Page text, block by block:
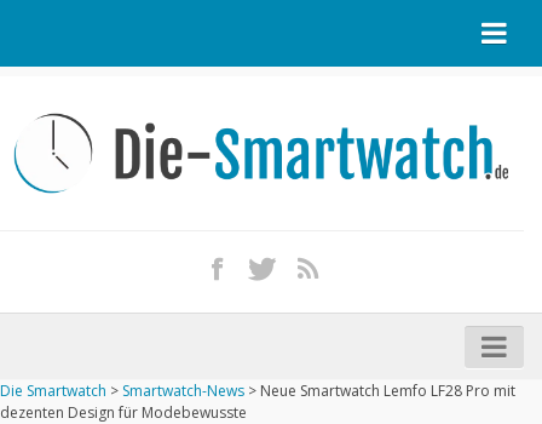
Kontakt / Tipp geben
Impressum
iPhone kaufen
Startseite
Die Smartwatch > Smartwatch-News > Neue Smartwatch Lemfo LF28 Pro mit
dezenten Design für Modebewusste